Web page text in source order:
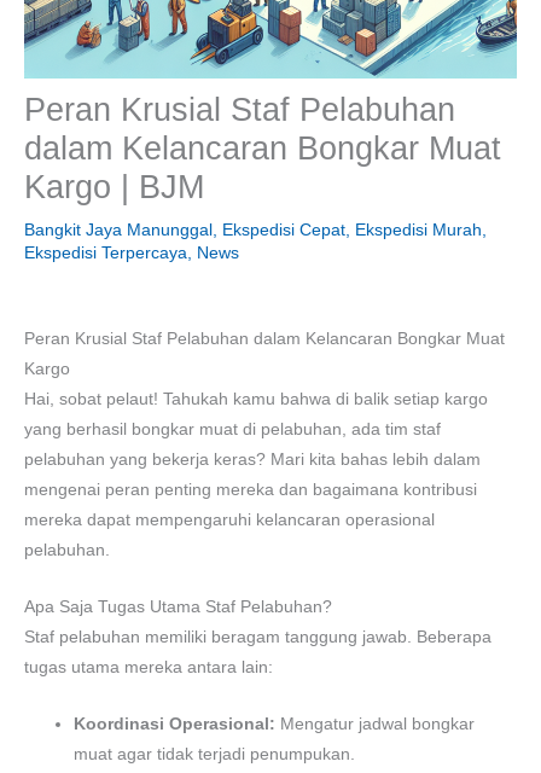
Peran Krusial Staf Pelabuhan
dalam Kelancaran Bongkar Muat
Kargo | BJM
Bangkit Jaya Manunggal Ekspedisi Cepat Ekspedisi Murah
Ekspedisi Terpercaya
News
Peran Krusial Staf Pelabuhan dalam Kelancaran Bongkar Muat
Kargo
Hai, sobat pelaut! Tahukah kamu bahwa di balik setiap kargo
yang berhasil bongkar muat di pelabuhan, ada tim staf
pelabuhan yang bekerja keras? Mari kita bahas lebih dalam
mengenai peran penting mereka dan bagaimana kontribusi
mereka dapat mempengaruhi kelancaran operasional
pelabuhan.
Apa Saja Tugas Utama Staf Pelabuhan?
Staf pelabuhan memiliki beragam tanggung jawab. Beberapa
tugas utama mereka antara lain:
Koordinasi Operasional: Mengatur jadwal bongkar
muat agar tidak terjadi penumpukan.